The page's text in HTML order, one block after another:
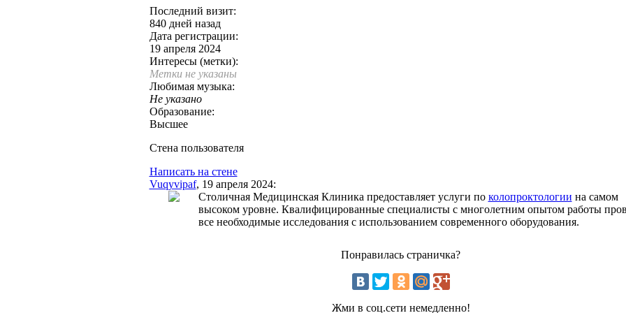
Последний визит:
840 дней назад
Дата регистрации:
19 апреля 2024
Интересы (метки):
Метки не указаны
Любимая музыка:
Не указано
Образование:
Высшее
Стена пользователя
Написать на стене
Vuqyvipaf, 19 апреля 2024:
Столичная Медицинская Клиника предоставляет услуги по колопроктологии на самом
высоком уровне. Квалифицированные специалисты с многолетним опытом работы
все необходимые исследования с использованием современного оборудования.
Понравилась страничка?
Жми в соц.сети немедленно!